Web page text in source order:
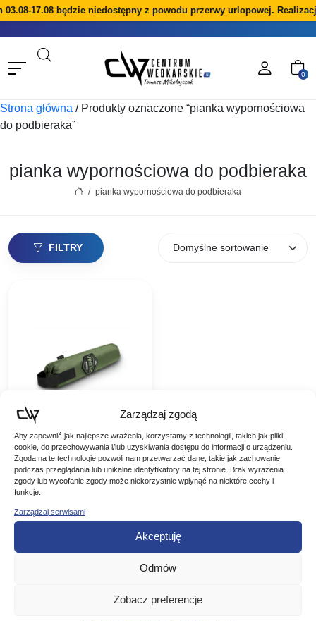
Zarządzaj zgodą
Aby zapewnić jak najlepsze wrażenia, korzystamy z technologii, takich jak pliki
cookie, do przechowywania i/lub uzyskiwania dostępu do informacji o urządzeniu.
Zgoda na te technologie pozwoli nam przetwarzać dane, takie jak zachowanie
podczas przeglądania lub unikalne identyfikatory na tej stronie. Brak wyrażenia
zgody lub wycofanie zgody może niekorzystnie wpłynąć na niektóre cechy i
funkcje.
Zarządzaj serwisami
Akceptuję
Odmów
Zobacz preferencje
03.08-17.08 będzie niedostępny z powodu przerwy urlopowej.
0
Strona główna /Produkty oznaczone “pianka wypornościowa
do podbieraka”
pianka wypornościowa do podbieraka
/ pianka wypornościowa do podbieraka
FILTRY
Delphin Pływak do
podbieraka Flow
Slim
Delphin Pływak do
podbieraka Flow Slim Ten
pływak pasuje do niemal
każdego standardowego
zapiąć po prostu za
39,00zł
DODAJ DO